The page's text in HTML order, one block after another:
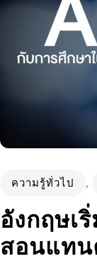
ความรู้ทั่วไป ,
อังกฤษเ
สอนแทน